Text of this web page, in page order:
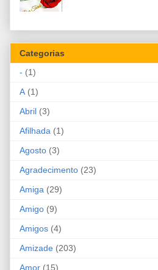
Categorias
- (1)
A (1)
Abril (3)
Afilhada (1)
Agosto (3)
Agradecimento (23)
Amiga (29)
Amigo (9)
Amigos (4)
Amizade (203)
Amor (15)